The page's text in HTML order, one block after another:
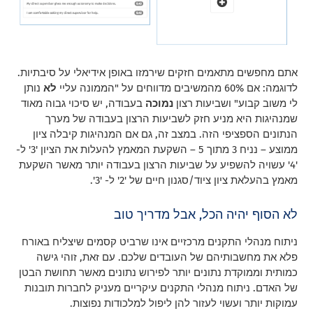
אתם מחפשים מתאמים חזקים שירמזו באופן אידיאלי על סיבתיות.
לדוגמה: אם 60% מהמשיבים מדווחים על "הממונה עליי
לא נותן
לי משוב קבוע" ושביעות רצוןנמוכה בעבודה, יש סיכוי גבוה מאוד
שמנהיגות היא מניע חזק לשביעות הרצון בעבודה של מערך
הנתונים הספציפי הזה. במצב זה, גם אם המנהיגות קיבלה ציון
ממוצע – נניח 3 מתוך 5 – השקעת המאמץ להעלות את הציון '3' ל-
'4' עשויה להשפיע על שביעות הרצון בעבודה יותר מאשר השקעת
מאמץ בהעלאת ציון ציוד/סגנון חיים של '2' ל- '3'.
לא הסוף יהיה הכל, אבל מדריך טוב
ניתוח מנהלי התקנים מרכזיים אינו שרביט קסמים שיצליח באורח
פלא את מחשבותיהם של העובדים שלכם. עם זאת, זוהי גישה
כמותית וממוקדת נתונים יותר לפירוש נתונים מאשר תחושת הבטן
של האדם. ניתוח מנהלי התקנים עיקריים מעניק לחברות תובנות
עמוקות יותר ועשוי לעזור להן ליפול למלכודות נפוצות.